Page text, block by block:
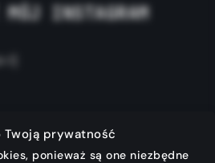
Twoją prywatność
ponieważ są one niezbędne
MÓJ INSTAGRAM